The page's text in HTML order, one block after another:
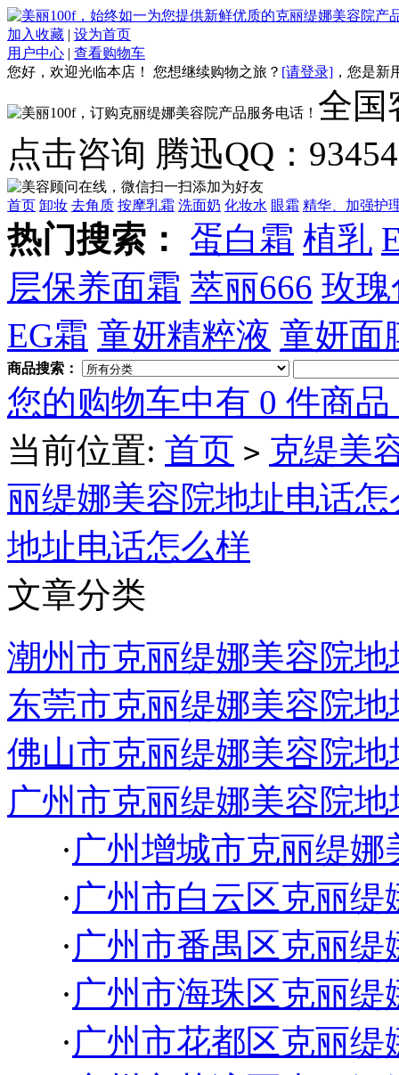
加入收藏 | 设为首页
用户中心 | 查看购物车
您好，欢迎光临本店！ 您想继续购物之旅？ [请登录] ， 您是新
全国
点击咨询 腾迅QQ：
首页 卸妆 去角质 按摩乳霜 洗面奶 化妆水 眼霜 精华、加强护
热门搜索： 蛋白霜 植乳
层保养面霜 萃丽666 玫
EG霜 童妍精粹液 童妍面
商品搜索：
您的购物车中有 0 件商
当前位置: 首页 > 克缇美
丽缇娜美容院地址电话怎
地址电话怎么样
文章分类
潮州市克丽缇娜美容院
东莞市克丽缇娜美容院
佛山市克丽缇娜美容院
广州市克丽缇娜美容院
·广州增城市克丽缇
·广州市白云区克丽
·广州市番禺区克丽
·广州市海珠区克丽
·广州市花都区克丽